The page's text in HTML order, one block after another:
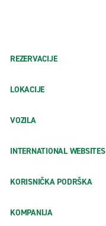
REZERVACIJE
LOKACIJE
VOZILA
INTERNATIONAL WEBSITES
KORISNIČKA PODRŠKA
KOMPANIJA